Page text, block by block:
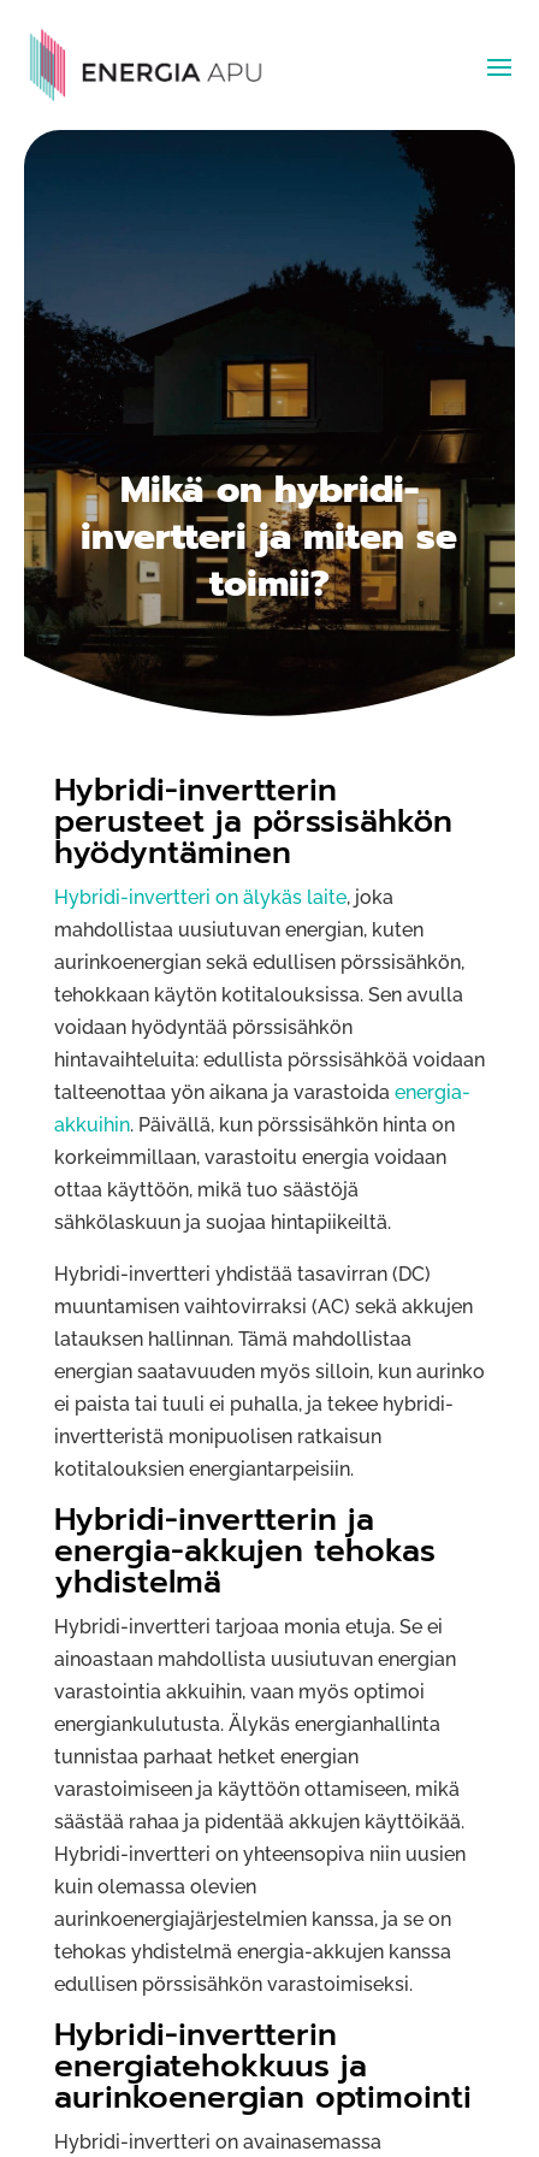
Mikä on hybridi-
invertteri ja miten se
toimii?
Hybridi-invertterin
perusteet ja pörssisähkön
hyödyntäminen
Hybridi-invertteri on älykäs laite, joka
mahdollistaa uusiutuvan energian, kuten
aurinkoenergian sekä edullisen pörssisähkön,
tehokkaan käytön kotitalouksissa. Sen avulla
voidaan hyödyntää pörssisähkön
hintavaihteluita: edullista pörssisähköä voidaan
talteenottaa yön aikana ja varastoida energia-
akkuihin. Päivällä, kun pörssisähkön hinta on
korkeimmillaan, varastoitu energia voidaan
ottaa käyttöön, mikä tuo säästöjä
sähkölaskuun ja suojaa hintapiikeiltä.
Hybridi-invertteri yhdistää tasavirran (DC)
muuntamisen vaihtovirraksi (AC) sekä akkujen
latauksen hallinnan. Tämä mahdollistaa
energian saatavuuden myös silloin, kun aurinko
ei paista tai tuuli ei puhalla, ja tekee hybridi-
invertteristä monipuolisen ratkaisun
kotitalouksien energiantarpeisiin.
Hybridi-invertterin ja
energia-akkujen tehokas
yhdistelmä
Hybridi-invertteri tarjoaa monia etuja. Se ei
ainoastaan mahdollista uusiutuvan energian
varastointia akkuihin, vaan myös optimoi
energiankulutusta. Älykäs energianhallinta
tunnistaa parhaat hetket energian
varastoimiseen ja käyttöön ottamiseen, mikä
säästää rahaa ja pidentää akkujen käyttöikää.
Hybridi-invertteri on yhteensopiva niin uusien
kuin olemassa olevien
aurinkoenergiajärjestelmien kanssa, ja se on
tehokas yhdistelmä energia-akkujen kanssa
edullisen pörssisähkön varastoimiseksi.
Hybridi-invertterin
energiatehokkuus ja
aurinkoenergian optimointi
Hybridi-invertteri on avainasemassa